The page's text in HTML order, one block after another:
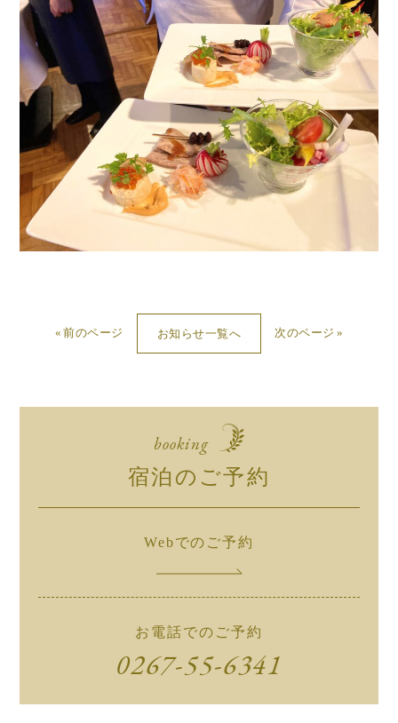
前のページ お知らせ一覧へ 次のページ
booking
宿泊のご予約
Webでのご予約
お電話でのご予約
0267-55-6341